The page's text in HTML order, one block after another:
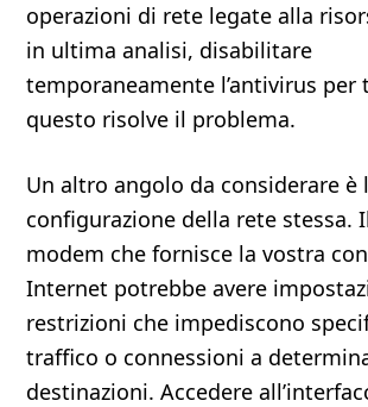
operazioni di rete legate alla
in ultima analisi, disabilitare
temporaneamente l’antivirus per
questo risolve il problema.
Un altro angolo da considerare è
configurazione della rete stessa.
modem che fornisce la vostra
Internet potrebbe avere
restrizioni che impediscono
traffico o connessioni a
destinazioni. Accedere